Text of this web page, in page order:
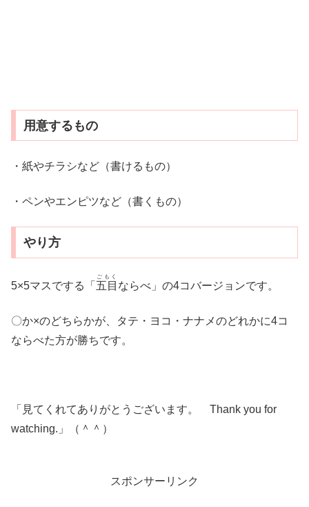
用意するもの
・紙やチラシなど（書けるもの）
・ペンやエンピツなど（書くもの）
やり方
5×5マスでする「 五目
ごもく
ならべ」の4コバージョンです。
〇か×のどちらかが、タテ・ヨコ・ナナメのどれかに4コ
ならべた方が勝ちです。
「見てくれてありがとうございます。 Thank you for
watching.」（＾＾）
スポンサーリンク